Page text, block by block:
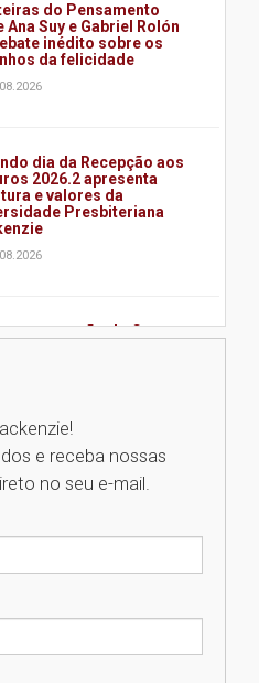
do Pensamento
Ana Suy e Gabriel Rolón
inédito sobre os
da felicidade
dia da Recepção aos
2026.2 apresenta
e valores da
Presbiteriana
apresentação do Centro
Mackenzie
nova edição da Feira
tecnologias em
e receba nossas
no seu e-mail.